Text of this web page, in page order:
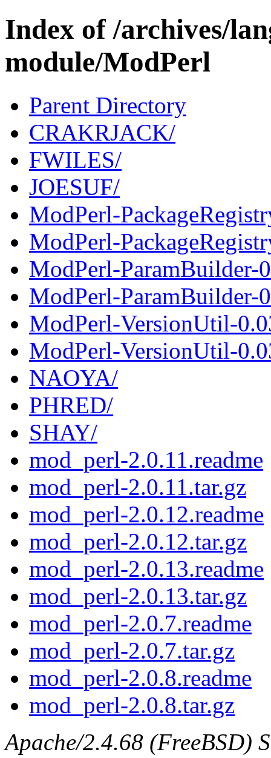
Index of /archives/
module/ModPerl
Parent Directory
CRAKRJACK/
FWILES/
JOESUF/
ModPerl-
ModPerl-
ModPerl-ParamBuilder-
ModPerl-ParamBuilder-
ModPerl-VersionUtil-
ModPerl-VersionUtil-
NAOYA/
PHRED/
SHAY/
mod_perl-2.0.11.readme
mod_perl-2.0.11.tar.gz
mod_perl-2.0.12.readme
mod_perl-2.0.12.tar.gz
mod_perl-2.0.13.readme
mod_perl-2.0.13.tar.gz
mod_perl-2.0.7.readme
mod_perl-2.0.7.tar.gz
mod_perl-2.0.8.readme
mod_perl-2.0.8.tar.gz
Apache/2.4.68 (FreeBSD)